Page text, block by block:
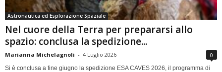
Astronautica ed Esplorazione Spaziale
Nel cuore della Terra per prepararsi allo
spazio: conclusa la spedizione...
Marianna Michelagnoli - 4 Luglio 2026 0
Si è conclusa a fine giugno la spedizione ESA CAVES 2026, il programma di